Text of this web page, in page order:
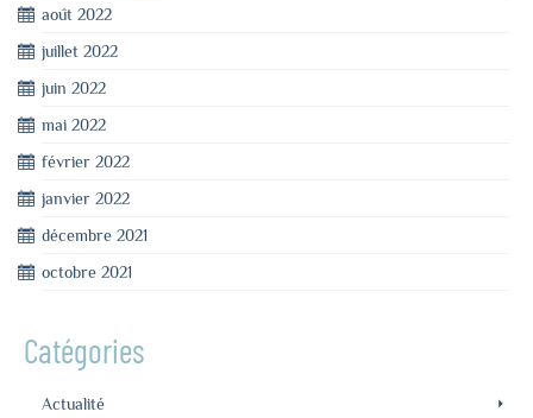
août 2022
juillet 2022
juin 2022
mai 2022
février 2022
janvier 2022
décembre 2021
octobre 2021
Catégories
Actualité